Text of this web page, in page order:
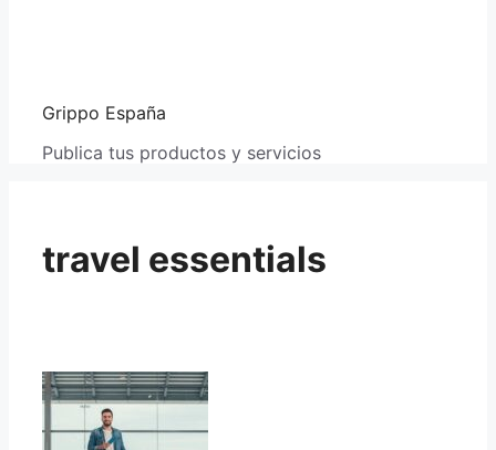
Grippo España
Publica tus productos y servicios
travel essentials